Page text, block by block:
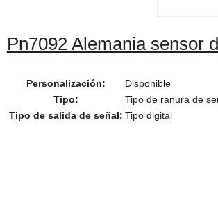
Pn7092 Alemania sensor
Personalización:
Disponible
Tipo:
Tipo de ranura de
Tipo de salida de señal: Tipo digital